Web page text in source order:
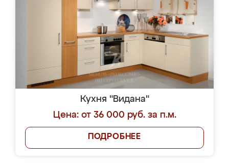
Кухня "Видана"
Цена: от 36 000 руб. за п.м.
ПОДРОБНЕЕ